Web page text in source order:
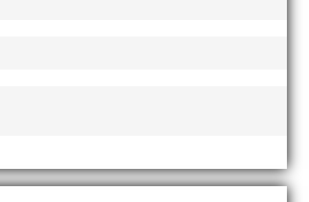
nedan. Stort tack till Bengt Bendéus som